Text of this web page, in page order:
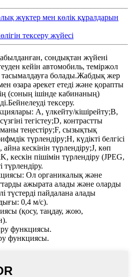
жүктер мен көлік құралдарын
тексеру жүйесі
сондықтан жүйені
кейін автомобиль, теміржол
тасымалдауға болады.Жабдық жер
өзара әрекет етеді және қорапты
(соның ішінде кабинаның)
тексеру.
A, үлкейту/кішірейту;B,
тегістеу;D, контрастты
теңестіру;F, сызықтық
түрлендіру;H, күдікті белгісі
айна кескінін түрлендіру;J, көп
кескін пішімін түрлендіру (JPEG,
түрлендіру.
Ол органикалық және
ажырата алады және оларды
түстерді пайдалана алады
0,4 м/с).
(қосу, таңдау, жою,
функциясы.
функциясы.